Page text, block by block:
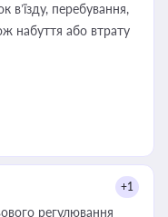
перебування,
набуття або втрату
+1
регулювання